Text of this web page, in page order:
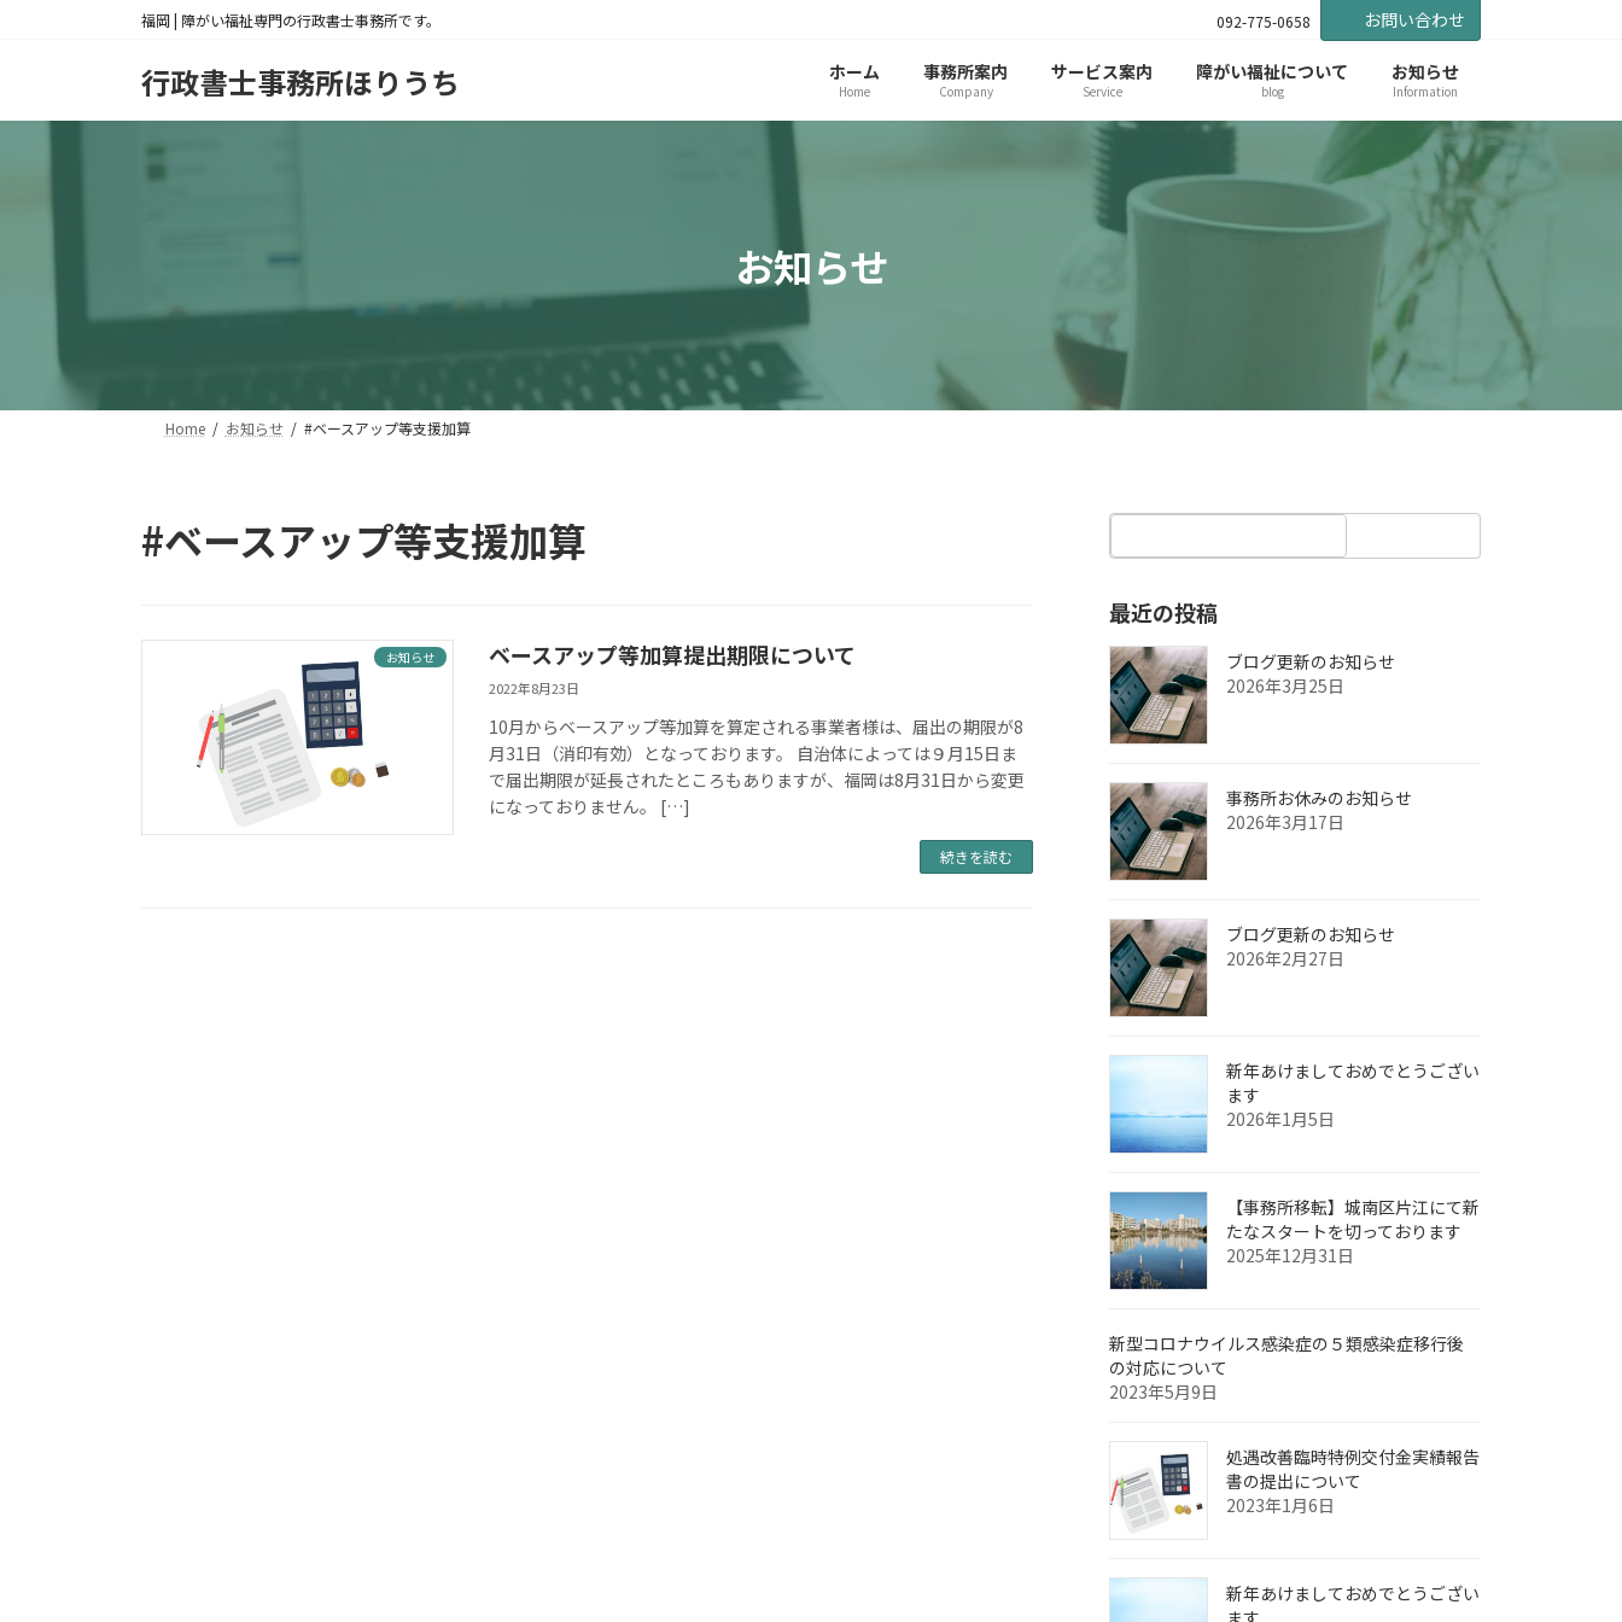
ツ
シ
福岡 | 障がい福祉専門の行政書士事務所です。 092-775-0658 お問い合わせ
行政書士事務所ほりうち ホーム
Home
事務所案内
Company
サービス案内
Service
障がい福祉について
blog
お知らせ
Information
お知らせ
Home お知らせ #ベースアップ等支援加算
#ベースアップ等支援加算
お知らせ ベースアップ等加算提出期限について
2022年8月23日
10月からベースアップ等加算を算定される事業者様は、届出の期限が8
月31日（消印有効）となっております。 自治体によっては９月15日ま
で届出期限が延長されたところもありますが、福岡は8月31日から変更
になっておりません。 […]
続きを読む
最近の投稿
ブログ更新のお知らせ
2026年3月25日
事務所お休みのお知らせ
2026年3月17日
ブログ更新のお知らせ
2026年2月27日
新年あけましておめでとうござい
ます
2026年1月5日
【事務所移転】城南区片江にて新
たなスタートを切っております
2025年12月31日
新型コロナウイルス感染症の５類感染症移行後
の対応について
2023年5月9日
処遇改善臨時特例交付金実績報告
書の提出について
2023年1月6日
新年あけましておめでとうござい
ます